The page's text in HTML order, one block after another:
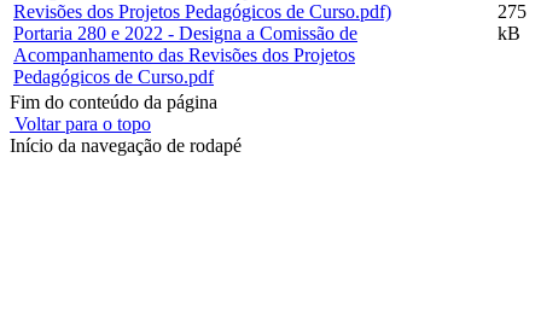
Portaria 280 e 2022 - Designa a Comissão de
Acompanhamento das Revisões dos Projetos
Pedagógicos de Curso.pdf
275
kB
Fim do conteúdo da página
Voltar para o topo
Início da navegação de rodapé